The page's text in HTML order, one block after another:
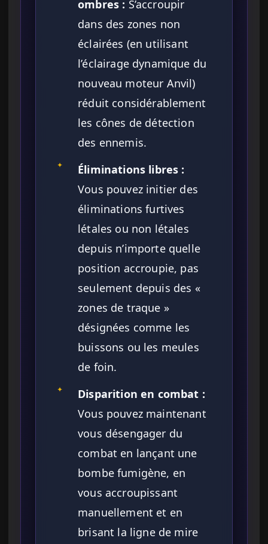
ombres : S’accroupir
dans des zones non
éclairées (en utilisant
l’éclairage dynamique du
nouveau moteur Anvil)
réduit considérablement
les cônes de détection
des ennemis.
✦
Éliminations libres :
Vous pouvez initier des
éliminations furtives
létales ou non létales
depuis n’importe quelle
position accroupie, pas
seulement depuis des «
zones de traque »
désignées comme les
buissons ou les meules
de foin.
✦
Disparition en combat :
Vous pouvez maintenant
vous désengager du
combat en lançant une
bombe fumigène, en
vous accroupissant
manuellement et en
brisant la ligne de mire